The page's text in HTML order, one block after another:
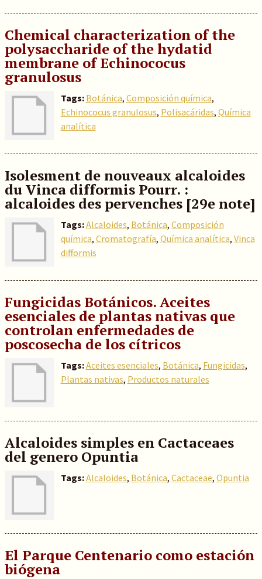
Chemical characterization of the
polysaccharide of the hydatid
membrane of Echinococus
granulosus
Tags: Botánica, Composición química,
Echinococus granulosus, Polisacáridas, Química
analítica
Isolesment de nouveaux alcaloides
du Vinca difformis Pourr. :
alcaloides des pervenches [29e note]
Tags:Alcaloides, Botánica, Composición
química, Cromatografía, Química analítica, Vinca
difformis
Fungicidas Botánicos. Aceites
esenciales de plantas nativas que
controlan enfermedades de
poscosecha de los cítricos
Tags:Aceites esenciales, Botánica, Fungicidas,
Plantas nativas, Productos naturales
Alcaloides simples en Cactaceaes
del genero Opuntia
Tags:Alcaloides, Botánica, Cactaceae, Opuntia
El Parque Centenario como estación
biógena